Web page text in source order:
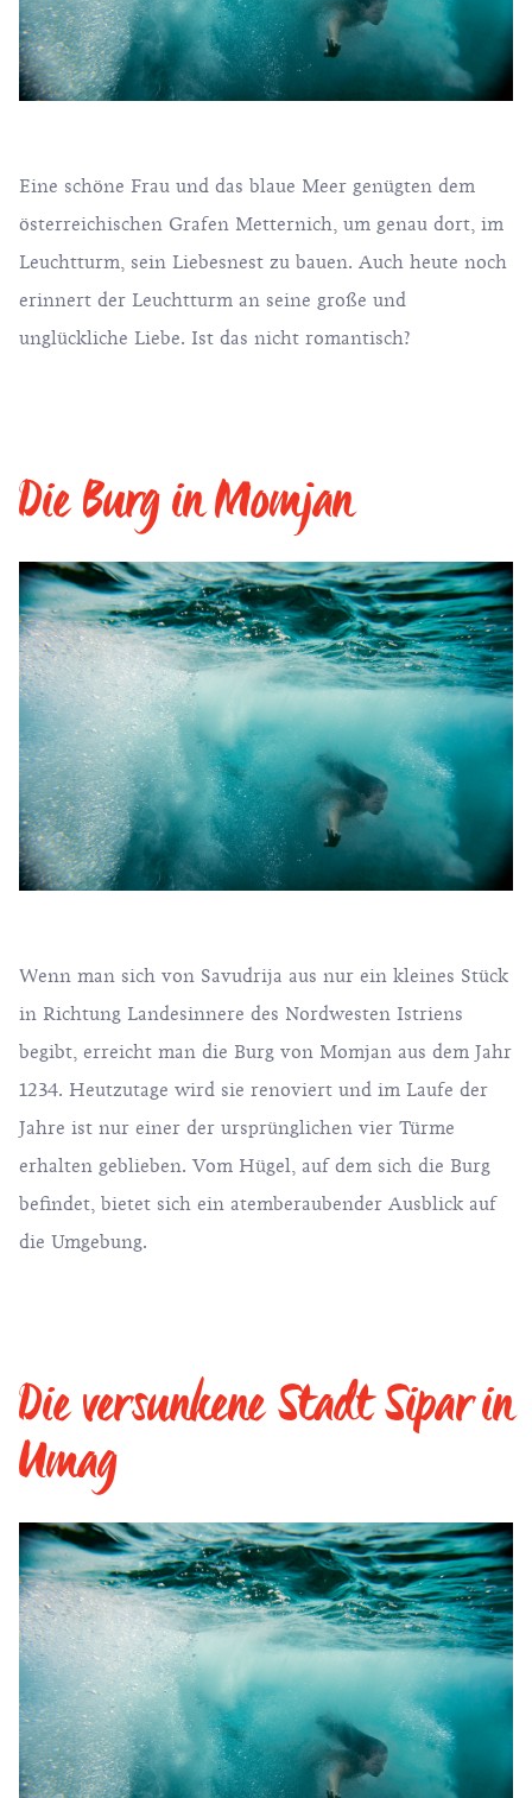
Eine schöne Frau und das blaue Meer genügten dem
österreichischen Grafen Metternich, um genau dort, im
Leuchtturm, sein Liebesnest zu bauen. Auch heute noch
erinnert der Leuchtturm an seine große und
unglückliche Liebe. Ist das nicht romantisch?
Die Burg in Momjan
Wenn man sich von Savudrija aus nur ein kleines Stück
in Richtung Landesinnere des Nordwesten Istriens
begibt, erreicht man die Burg von Momjan aus dem Jahr
1234. Heutzutage wird sie renoviert und im Laufe der
Jahre ist nur einer der ursprünglichen vier Türme
erhalten geblieben. Vom Hügel, auf dem sich die Burg
befindet, bietet sich ein atemberaubender Ausblick auf
die Umgebung.
Die versunkene Stadt Sipar in
Umag